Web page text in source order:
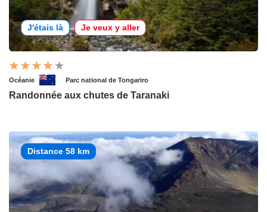
J'étais là Je veux y aller
Océanie Parc national de Tongariro
Randonnée aux chutes de Taranaki
Distance 58 km